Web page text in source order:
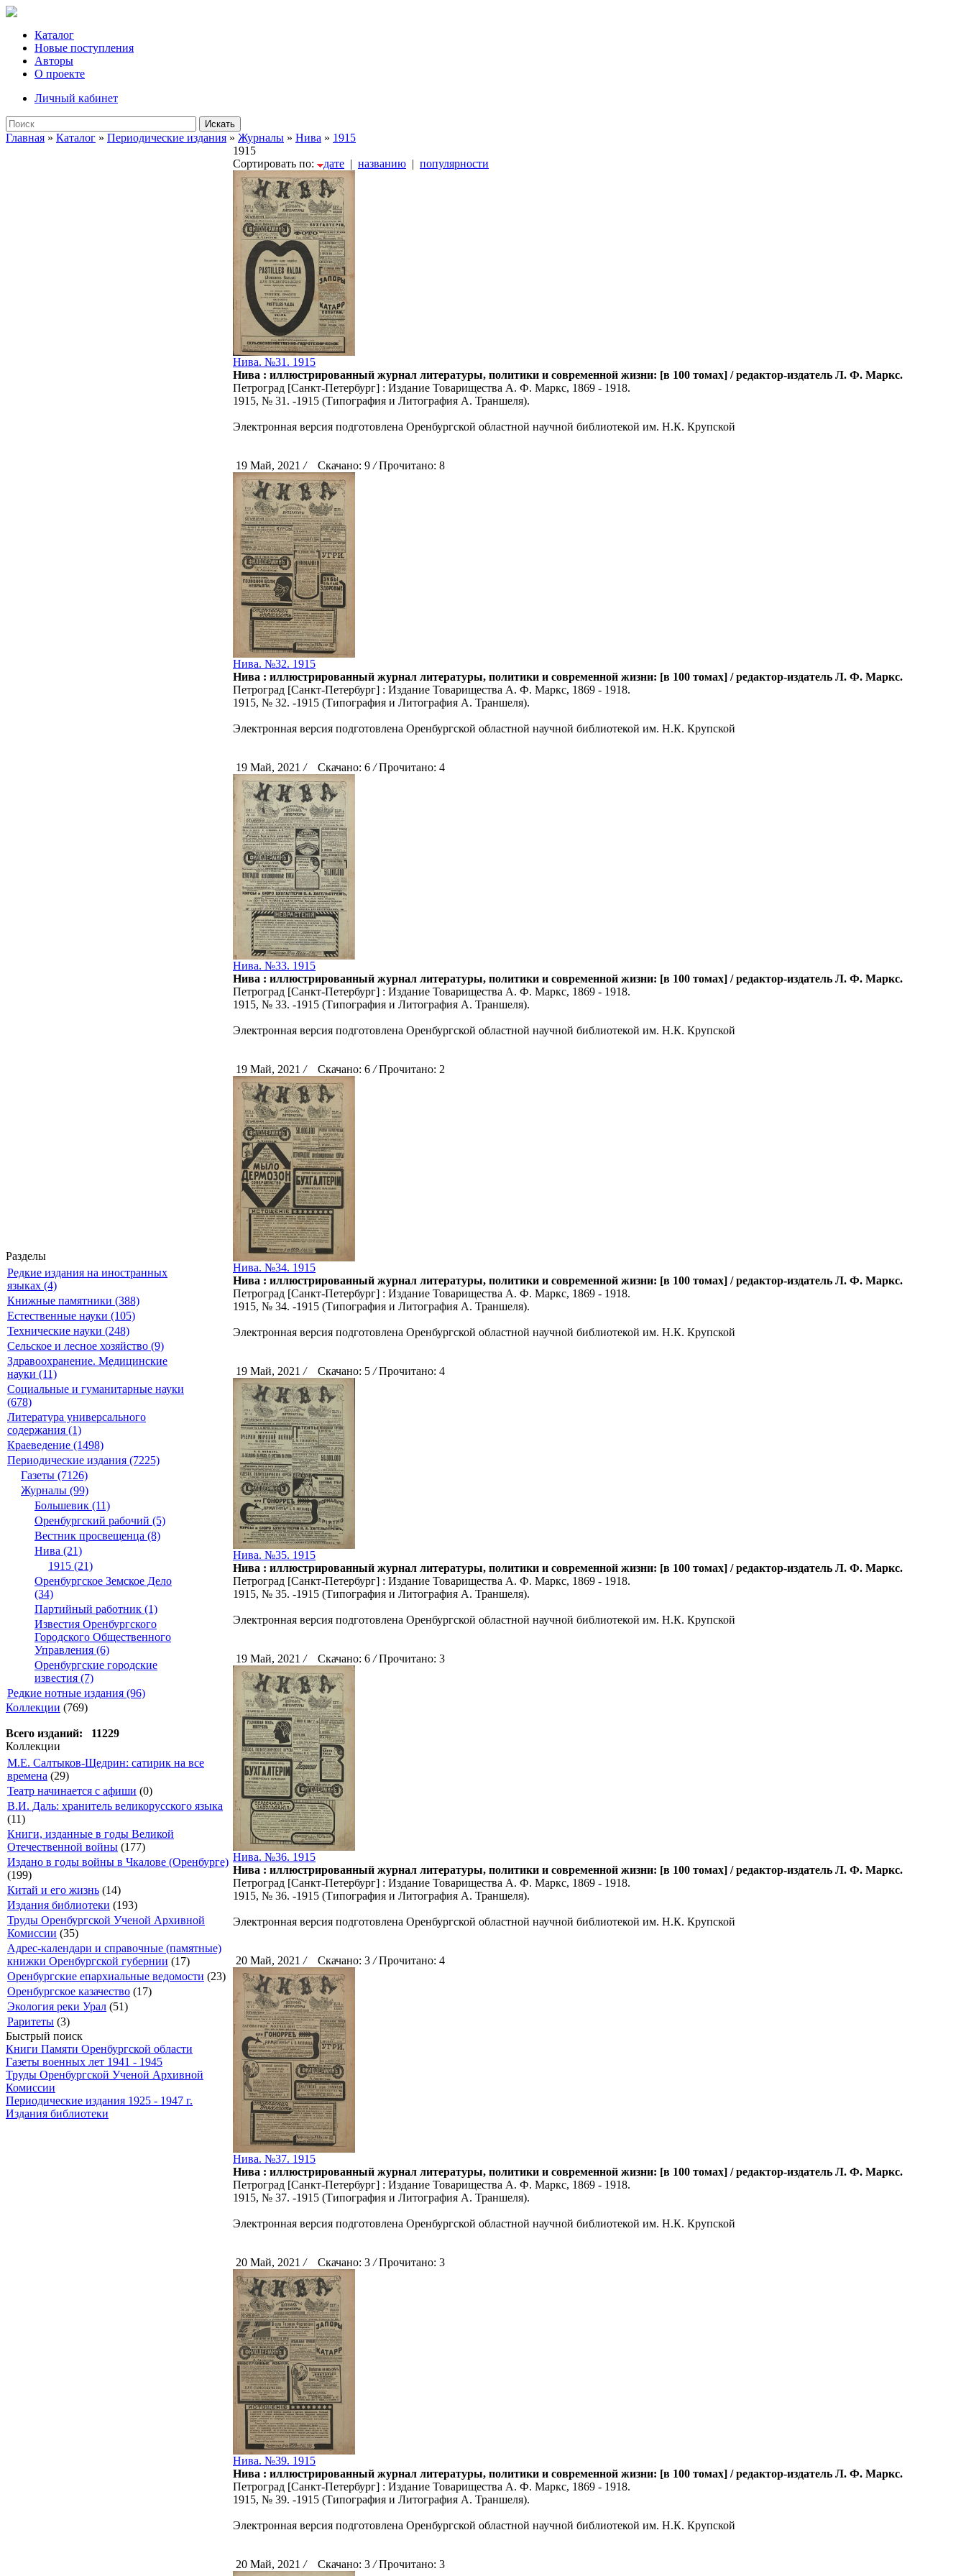
Каталог
Новые поступления
Авторы
О проекте
Личный кабинет
Искать
Главная » Каталог » Периодические издания » Журналы » Нива » 1915
Разделы
Редкие издания на иностранных
языках (4)
Книжные памятники (388)
Естественные науки (105)
Технические науки (248)
Сельское и лесное хозяйство (9)
Здравоохранение. Медицинские
науки (11)
Социальные и гуманитарные науки
(678)
Литература универсального
содержания (1)
Краеведение (1498)
Периодические издания (7225)
Газеты (7126)
Журналы (99)
Большевик (11)
Оренбургский рабочий (5)
Вестник просвещенца (8)
Нива (21)
1915 (21)
Оренбургское Земское Дело
(34)
Партийный работник (1)
Известия Оренбургского
Городского Общественного
Управления (6)
Оренбургские городские
известия (7)
Редкие нотные издания (96)
Коллекции (769)
Всего изданий: 11229
Коллекции
М.Е. Салтыков-Щедрин: сатирик на все
времена (29)
Театр начинается с афиши (0)
В.И. Даль: хранитель великорусского языка
(11)
Книги, изданные в годы Великой
Отечественной войны (177)
Издано в годы войны в Чкалове (Оренбурге)
(199)
Китай и его жизнь (14)
Издания библиотеки (193)
Труды Оренбургской Ученой Архивной
Комиссии (35)
Адрес-календари и справочные (памятные)
книжки Оренбургской губернии (17)
Оренбургские епархиальные ведомости (23)
Оренбургское казачество (17)
Экология реки Урал (51)
Раритеты (3)
Быстрый поиск
Книги Памяти Оренбургской области
Газеты военных лет 1941 - 1945
Труды Оренбургской Ученой Архивной
Комиссии
Периодические издания 1925 - 1947 г.
Издания библиотеки
1915
Сортировать по:
дате | названию | популярности
Нива. №31. 1915
Нива : иллюстрированный журнал литературы, политики и современной жизни: [в 100 томах] / редактор-издатель Л. Ф. Маркс.
Петроград [Санкт-Петербург] : Издание Товарищества А. Ф. Маркс, 1869 - 1918.
1915, № 31. -1915 (Типография и Литография А. Траншеля).
Электронная версия подготовлена Оренбургской областной научной библиотекой им. Н.К. Крупской
19 Май, 2021 /Скачано: 9 /Прочитано: 8
Нива. №32. 1915
Нива : иллюстрированный журнал литературы, политики и современной жизни: [в 100 томах] / редактор-издатель Л. Ф. Маркс.
Петроград [Санкт-Петербург] : Издание Товарищества А. Ф. Маркс, 1869 - 1918.
1915, № 32. -1915 (Типография и Литография А. Траншеля).
Электронная версия подготовлена Оренбургской областной научной библиотекой им. Н.К. Крупской
19 Май, 2021 /Скачано: 6 /Прочитано: 4
Нива. №33. 1915
Нива : иллюстрированный журнал литературы, политики и современной жизни: [в 100 томах] / редактор-издатель Л. Ф. Маркс.
Петроград [Санкт-Петербург] : Издание Товарищества А. Ф. Маркс, 1869 - 1918.
1915, № 33. -1915 (Типография и Литография А. Траншеля).
Электронная версия подготовлена Оренбургской областной научной библиотекой им. Н.К. Крупской
19 Май, 2021 /Скачано: 6 /Прочитано: 2
Нива. №34. 1915
Нива : иллюстрированный журнал литературы, политики и современной жизни: [в 100 томах] / редактор-издатель Л. Ф. Маркс.
Петроград [Санкт-Петербург] : Издание Товарищества А. Ф. Маркс, 1869 - 1918.
1915, № 34. -1915 (Типография и Литография А. Траншеля).
Электронная версия подготовлена Оренбургской областной научной библиотекой им. Н.К. Крупской
19 Май, 2021 /Скачано: 5 /Прочитано: 4
Нива. №35. 1915
Нива : иллюстрированный журнал литературы, политики и современной жизни: [в 100 томах] / редактор-издатель Л. Ф. Маркс.
Петроград [Санкт-Петербург] : Издание Товарищества А. Ф. Маркс, 1869 - 1918.
1915, № 35. -1915 (Типография и Литография А. Траншеля).
Электронная версия подготовлена Оренбургской областной научной библиотекой им. Н.К. Крупской
19 Май, 2021 /Скачано: 6 /Прочитано: 3
Нива. №36. 1915
Нива : иллюстрированный журнал литературы, политики и современной жизни: [в 100 томах] / редактор-издатель Л. Ф. Маркс.
Петроград [Санкт-Петербург] : Издание Товарищества А. Ф. Маркс, 1869 - 1918.
1915, № 36. -1915 (Типография и Литография А. Траншеля).
Электронная версия подготовлена Оренбургской областной научной библиотекой им. Н.К. Крупской
20 Май, 2021 /Скачано: 3 /Прочитано: 4
Нива. №37. 1915
Нива : иллюстрированный журнал литературы, политики и современной жизни: [в 100 томах] / редактор-издатель Л. Ф. Маркс.
Петроград [Санкт-Петербург] : Издание Товарищества А. Ф. Маркс, 1869 - 1918.
1915, № 37. -1915 (Типография и Литография А. Траншеля).
Электронная версия подготовлена Оренбургской областной научной библиотекой им. Н.К. Крупской
20 Май, 2021 /Скачано: 3 /Прочитано: 3
Нива. №39. 1915
Нива : иллюстрированный журнал литературы, политики и современной жизни: [в 100 томах] / редактор-издатель Л. Ф. Маркс.
Петроград [Санкт-Петербург] : Издание Товарищества А. Ф. Маркс, 1869 - 1918.
1915, № 39. -1915 (Типография и Литография А. Траншеля).
Электронная версия подготовлена Оренбургской областной научной библиотекой им. Н.К. Крупской
20 Май, 2021 /Скачано: 3 /Прочитано: 3